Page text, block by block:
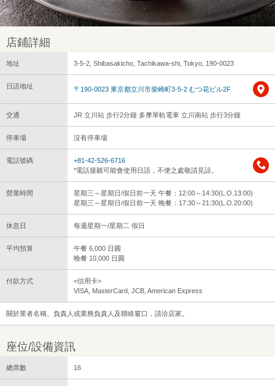
店鋪詳細
地址 3-5-2, Shibasakicho, Tachikawa-shi, Tokyo, 190-0023
日語地址 〒190-0023 東京都立川市柴崎町3-5-2 むつ花ビル2F
交通 JR 立川站 步行2分鐘 多摩單軌電車 立川南站 步行3分鐘
停車場 沒有停車場
電話號碼
+81-42-526-6716
*電話接聽可能會使用日語，不便之處敬請見諒。
營業時間
星期三～星期日/假日前一天 午餐：12:00～14:30(L.O.13:00)
星期三～星期日/假日前一天 晚餐：17:30～21:30(L.O.20:00)
休息日 每週星期一/星期二 假日
平均預算
午餐 6,000 日圓
晚餐 10,000 日圓
付款方式
<信用卡>
VISA, MasterCard, JCB, American Express
關於業者名稱、負責人或業務負責人及聯絡窗口，請洽店家。
座位/設備資訊
總席數 16